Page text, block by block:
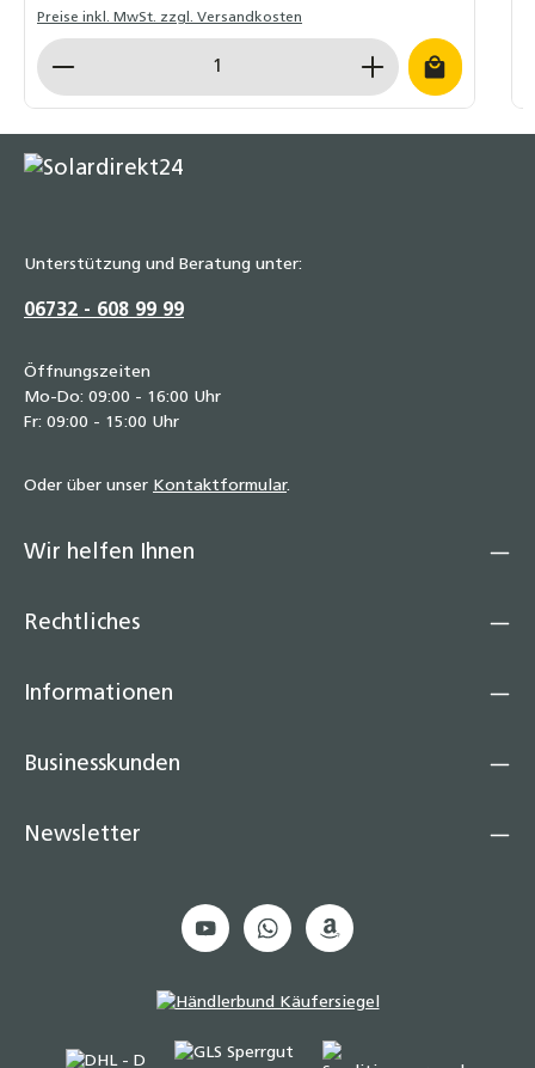
Preise inkl. MwSt. zzgl. Versandkosten
Produkt Anzahl: Gib den gewünschten Wert
Unterstützung und Beratung unter:
06732 - 608 99 99
Öffnungszeiten
Mo-Do: 09:00 - 16:00 Uhr
Fr: 09:00 - 15:00 Uhr
Oder über unser Kontaktformular.
Wir helfen Ihnen
Rechtliches
Informationen
Businesskunden
Newsletter